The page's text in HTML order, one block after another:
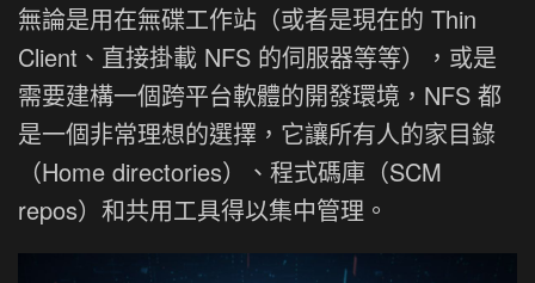
無論是用在無碟工作站（或者是現在的 Thin
Client、直接掛載 NFS 的伺服器等等），或是
需要建構一個跨平台軟體的開發環境，NFS 都
是一個非常理想的選擇，它讓所有人的家目錄
（Home directories）、程式碼庫（SCM
repos）和共用工具得以集中管理。